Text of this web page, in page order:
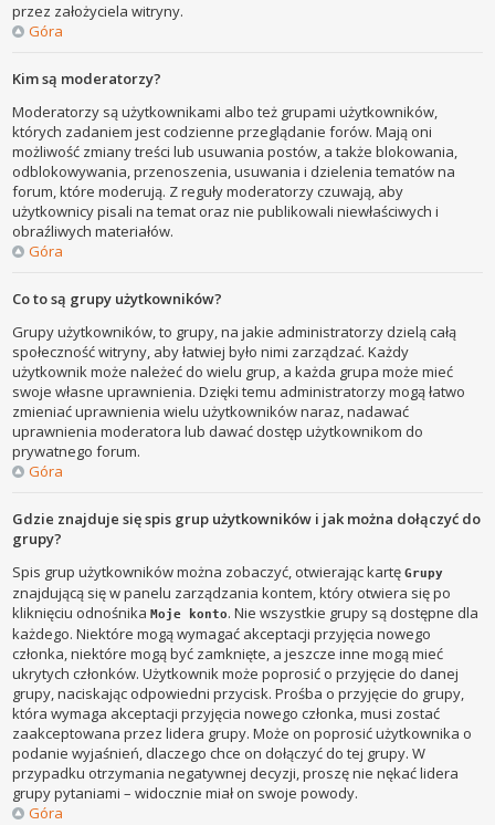
przez założyciela witryny.
Góra
Kim są moderatorzy?
Moderatorzy są użytkownikami albo też grupami użytkowników,
których zadaniem jest codzienne przeglądanie forów. Mają oni
możliwość zmiany treści lub usuwania postów, a także blokowania,
odblokowywania, przenoszenia, usuwania i dzielenia tematów na
forum, które moderują. Z reguły moderatorzy czuwają, aby
użytkownicy pisali na temat oraz nie publikowali niewłaściwych i
obraźliwych materiałów.
Góra
Co to są grupy użytkowników?
Grupy użytkowników, to grupy, na jakie administratorzy dzielą całą
społeczność witryny, aby łatwiej było nimi zarządzać. Każdy
użytkownik może należeć do wielu grup, a każda grupa może mieć
swoje własne uprawnienia. Dzięki temu administratorzy mogą łatwo
zmieniać uprawnienia wielu użytkowników naraz, nadawać
uprawnienia moderatora lub dawać dostęp użytkownikom do
prywatnego forum.
Góra
Gdzie znajduje się spis grup użytkowników i jak można dołączyć do
grupy?
Spis grup użytkowników można zobaczyć, otwierając kartęGrupy
znajdującą się w panelu zarządzania kontem, który otwiera się po
kliknięciu odnośnikaMoje konto. Nie wszystkie grupy są dostępne dla
każdego. Niektóre mogą wymagać akceptacji przyjęcia nowego
członka, niektóre mogą być zamknięte, a jeszcze inne mogą mieć
ukrytych członków. Użytkownik może poprosić o przyjęcie do danej
grupy, naciskając odpowiedni przycisk. Prośba o przyjęcie do grupy,
która wymaga akceptacji przyjęcia nowego członka, musi zostać
zaakceptowana przez lidera grupy. Może on poprosić użytkownika o
podanie wyjaśnień, dlaczego chce on dołączyć do tej grupy. W
przypadku otrzymania negatywnej decyzji, proszę nie nękać lidera
grupy pytaniami – widocznie miał on swoje powody.
Góra